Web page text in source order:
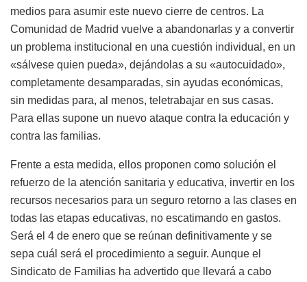
medios para asumir este nuevo cierre de centros. La
Comunidad de Madrid vuelve a abandonarlas y a convertir
un problema institucional en una cuestión individual, en un
«sálvese quien pueda», dejándolas a su «autocuidado»,
completamente desamparadas, sin ayudas económicas,
sin medidas para, al menos, teletrabajar en sus casas.
Para ellas supone un nuevo ataque contra la educación y
contra las familias.
Frente a esta medida, ellos proponen como solución el
refuerzo de la atención sanitaria y educativa, invertir en los
recursos necesarios para un seguro retorno a las clases en
todas las etapas educativas, no escatimando en gastos.
Será el 4 de enero que se reúnan definitivamente y se
sepa cuál será el procedimiento a seguir. Aunque el
Sindicato de Familias ha advertido que llevará a cabo